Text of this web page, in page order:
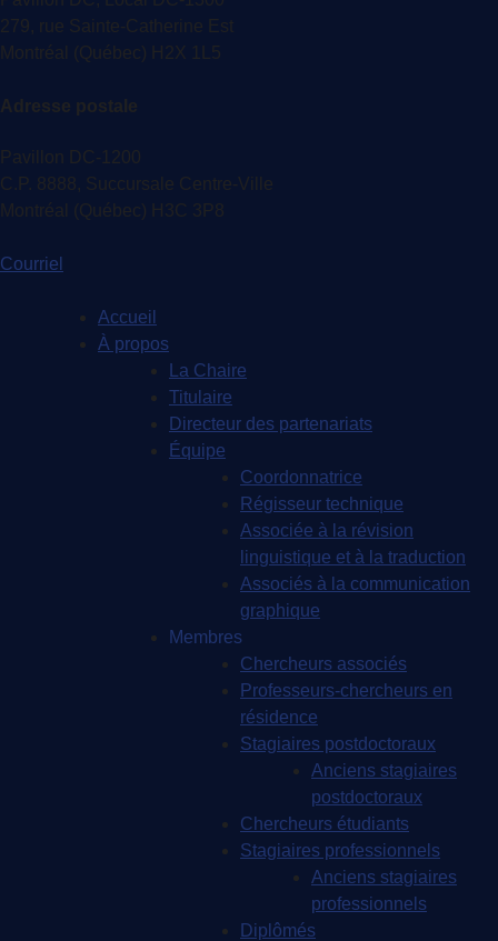
279, rue Sainte-Catherine Est
Montréal (Québec) H2X 1L5
Adresse postale
Pavillon DC-1200
C.P. 8888, Succursale Centre-Ville
Montréal (Québec) H3C 3P8
Courriel
Accueil
À propos
La Chaire
Titulaire
Directeur des partenariats
Équipe
Coordonnatrice
Régisseur technique
Associée à la révision
linguistique et à la traduction
Associés à la communication
graphique
Membres
Chercheurs associés
Professeurs-chercheurs en
résidence
Stagiaires postdoctoraux
Anciens stagiaires
postdoctoraux
Chercheurs étudiants
Stagiaires professionnels
Anciens stagiaires
professionnels
Diplômés